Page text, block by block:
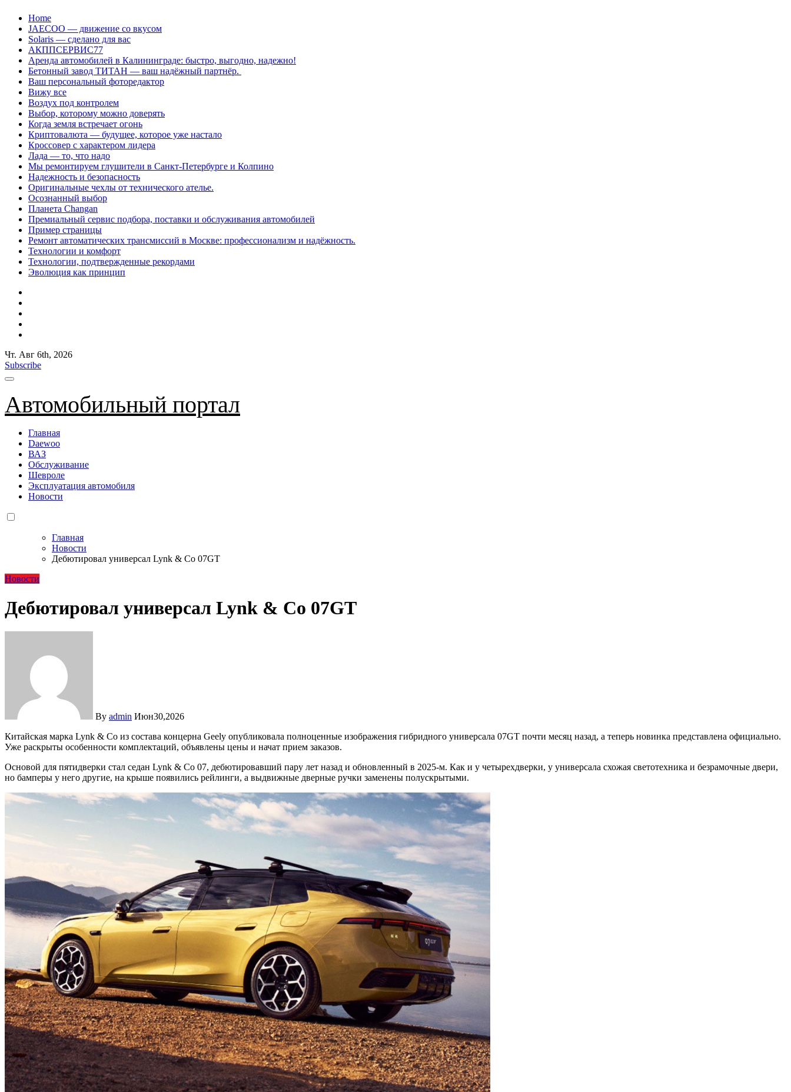
Перейти
содержанию
Home
JAECOO — движение со вкусом
Solaris — сделано для вас
АКППСЕРВИС77
Аренда автомобилей в Калининграде: быстро, выгодно, надежно!
Бетонный завод ТИТАН — ваш надёжный партнёр.
Ваш персональный фоторедактор
Вижу все
Воздух под контролем
Выбор, которому можно доверять
Когда земля встречает огонь
Криптовалюта — будущее, которое уже настало
Кроссовер с характером лидера
Лада — то, что надо
Мы ремонтируем глушители в Санкт-Петербурге и Колпино
Надежность и безопасность
Оригинальные чехлы от технического ателье.
Осознанный выбор
Планета Changan
Премиальный сервис подбора, поставки и обслуживания автомобилей
Пример страницы
Ремонт автоматических трансмиссий в Москве: профессионализм и надёжность.
Технологии и комфорт
Технологии, подтвержденные рекордами
Эволюция как принцип
Чт. Авг 6th, 2026
Subscribe
Автомобильный портал
Главная
Daewoo
ВАЗ
Обслуживание
Шевроле
Эксплуатация автомобиля
Новости
Главная
Новости
Дебютировал универсал Lynk & Co 07GT
Новости
Дебютировал универсал Lynk & Co 07GT
By admin Июн30,2026
Китайская марка Lynk & Co из состава концерна Geely опубликовала полноценные изображения гибридного универсала 07GT почти месяц назад, а теперь новинка представлена официально.
Уже раскрыты особенности комплектаций, объявлены цены и начат прием заказов.
Основой для пятидверки стал седан Lynk & Co 07, дебютировавший пару лет назад и обновленный в 2025-м. Как и у четырехдверки, у универсала схожая светотехника и безрамочные двери,
но бамперы у него другие, на крыше появились рейлинги, а выдвижные дверные ручки заменены полускрытыми.